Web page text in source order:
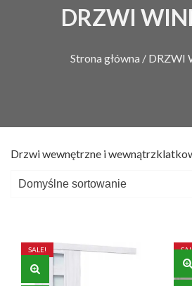
DRZWI
Strona główna / DRZWI
Drzwi wewnętrzne i
Wyświetlanie wszystkich wyników: 51
SALE!